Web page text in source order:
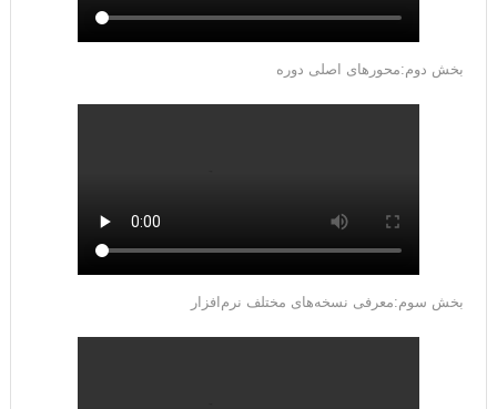
بخش دوم:محورهای اصلی دوره
بخش سوم:معرفی نسخه‌های مختلف نرم‌افزار